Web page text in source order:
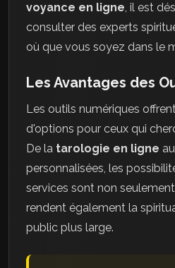
voyance en ligne, il est
consulter des experts
où que vous soyez dans le
Les Avantages des
Les outils numériques
d'options pour ceux qui
De la tarologie en ligne
personnalisées, les
services sont non
rendent également la
public plus large.